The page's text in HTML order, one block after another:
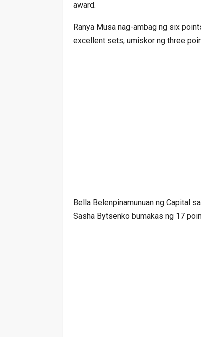
award.
Ranya Musa nag-ambag ng six
excellent sets, umiskor ng three
Bella Belenpinamunuan ng Capital
Sasha Bytsenko bumakas ng 17